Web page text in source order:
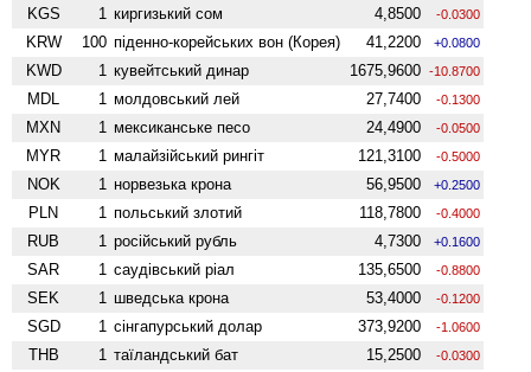
KGS 1 киргизький сом 4,8500 -0.0300
KRW 100 піденно-корейських вон (Корея) 41,2200 +0.0800
KWD 1 кувейтський динар 1675,9600 -10.8700
MDL 1 молдовський лей 27,7400 -0.1300
MXN 1 мексиканське песо 24,4900 -0.0500
MYR 1 малайзійський рингіт 121,3100 -0.5000
NOK 1 норвезька крона 56,9500 +0.2500
PLN 1 польський злотий 118,7800 -0.4000
RUB 1 російський рубль 4,7300 +0.1600
SAR 1 саудівський ріал 135,6500 -0.8800
SEK 1 шведська крона 53,4000 -0.1200
SGD 1 сінгапурський долар 373,9200 -1.0600
THB 1 таїландський бат 15,2500 -0.0300